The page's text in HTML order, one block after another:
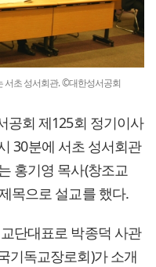
서초 성서회관. ©대한성서공회
공회 제125회 정기이사
30분에 서초 성서회관
홍기영 목사(창조교
목으로 설교를 했다.
단대표로 박종덕 사관
기독교장로회)가 소개